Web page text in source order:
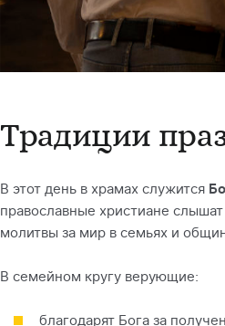
Традиции
В этот день в храмах служится
православные христиане
молитвы за мир в семьях и
В семейном кругу верующие:
благодарят Бога за